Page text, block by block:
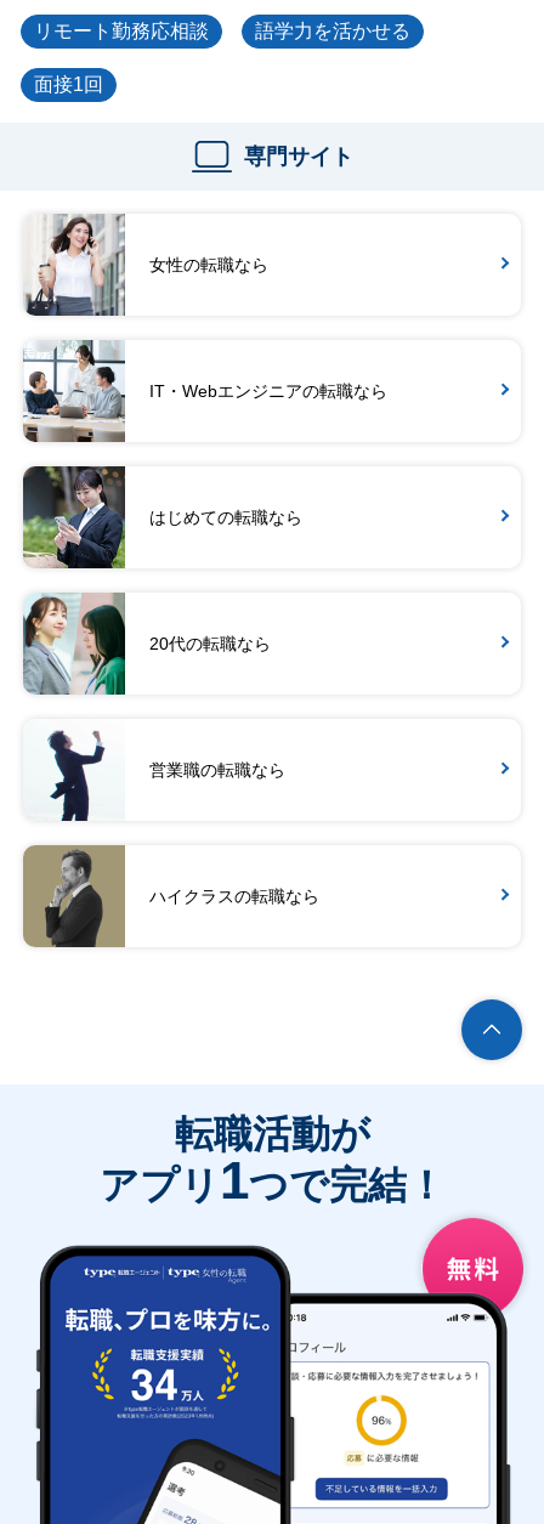
リモート勤務応相談 語学力を活かせる
面接1回
専門サイト
女性の転職なら
IT・Webエンジニアの転職なら
はじめての転職なら
20代の転職なら
営業職の転職なら
ハイクラスの転職なら
転職活動が
アプリ 1つで完結！